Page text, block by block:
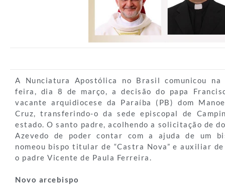
A Nunciatura Apostólica no Brasil comunicou na
feira, dia 8 de março, a decisão do papa
vacante arquidiocese da Paraíba (PB) dom
Cruz, transferindo-o da sede episcopal de
estado. O santo padre, acolhendo a solicitação de
Azevedo de poder contar com a ajuda de um
nomeou bispo titular de “Castra Nova” e auxiliar
o padre Vicente de Paula Ferreira.
Novo arcebispo